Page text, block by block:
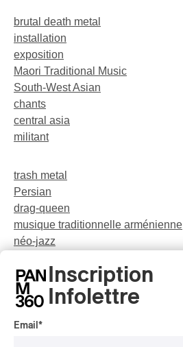
brutal death metal
installation
exposition
Maori Traditional Music
South-West Asian
chants
central asia
militant
trash metal
Persian
drag-queen
musique traditionnelle arménienne
néo-jazz
théâtre musical
pop
party
Inscription
Infolettre
Email *